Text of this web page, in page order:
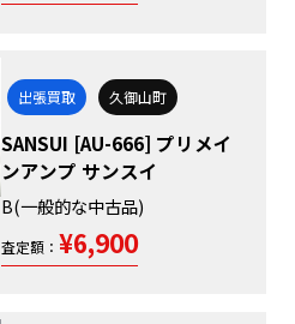
出張買取 久御山町
SANSUI [AU-666] プリメイ
ンアンプ サンスイ
B(一般的な中古品)
査定額： ¥6,900